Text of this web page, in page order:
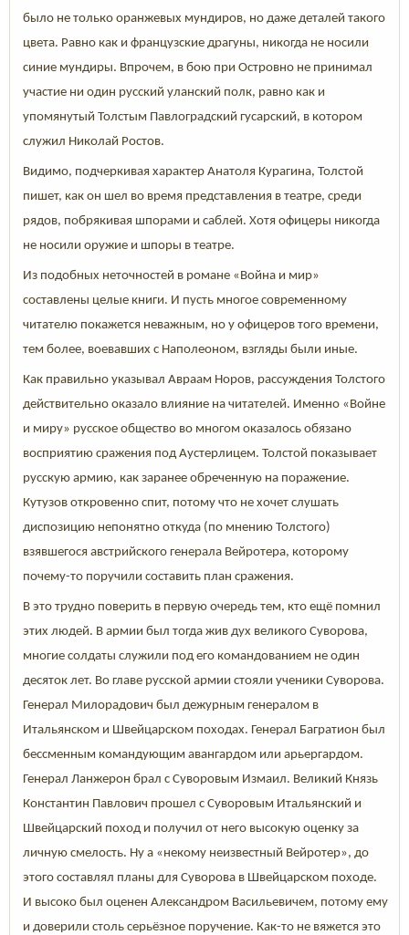
было не только оранжевых мундиров, но даже деталей такого
цвета. Равно как и французские драгуны, никогда не носили
синие мундиры. Впрочем, в бою при Островно не принимал
участие ни один русский уланский полк, равно как и
упомянутый Толстым Павлоградский гусарский, в котором
служил Николай Ростов.
Видимо, подчеркивая характер Анатоля Курагина, Толстой
пишет, как он шел во время представления в театре, среди
рядов, побрякивая шпорами и саблей. Хотя офицеры никогда
не носили оружие и шпоры в театре.
Из подобных неточностей в романе «Война и мир»
составлены целые книги. И пусть многое современному
читателю покажется неважным, но у офицеров того времени,
тем более, воевавших с Наполеоном, взгляды были иные.
Как правильно указывал Авраам Норов, рассуждения Толстого
действительно оказало влияние на читателей. Именно «Войне
и миру» русское общество во многом оказалось обязано
восприятию сражения под Аустерлицем. Толстой показывает
русскую армию, как заранее обреченную на поражение.
Кутузов откровенно спит, потому что не хочет слушать
диспозицию непонятно откуда (по мнению Толстого)
взявшегося австрийского генерала Вейротера, которому
почему-то поручили составить план сражения.
В это трудно поверить в первую очередь тем, кто ещё помнил
этих людей. В армии был тогда жив дух великого Суворова,
многие солдаты служили под его командованием не один
десяток лет. Во главе русской армии стояли ученики Суворова.
Генерал Милорадович был дежурным генералом в
Итальянском и Швейцарском походах. Генерал Багратион был
бессменным командующим авангардом или арьергардом.
Генерал Ланжерон брал с Суворовым Измаил. Великий Князь
Константин Павлович прошел с Суворовым Итальянский и
Швейцарский поход и получил от него высокую оценку за
личную смелость. Ну а «некому неизвестный Вейротер», до
этого составлял планы для Суворова в Швейцарском походе.
И высоко был оценен Александром Васильевичем, потому ему
и доверили столь серьёзное поручение. Как-то не вяжется это